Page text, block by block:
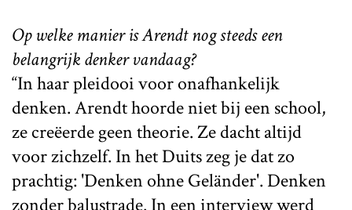
Op welke manier is Arendt nog steeds een
belangrijk denker vandaag?
“In haar pleidooi voor onafhankelijk
denken. Arendt hoorde niet bij een school,
ze creëerde geen theorie. Ze dacht altijd
voor zichzelf. In het Duits zeg je dat zo
prachtig: 'Denken ohne Geländer'. Denken
zonder balustrade. In een interview werd